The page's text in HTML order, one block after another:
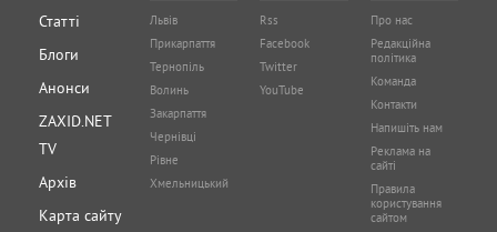
Статті
Блоги
Анонси
ZAXID.NET
TV
Архів
Карта сайту
Львів
Прикарпаття
Тернопіль
Волинь
Закарпаття
Чернівці
Рівне
Хмельницький
Rss
Facebook
Twitter
YouTube
Про нас
Редакційна
політика
Команда
Контакти
Напишіть нам
Реклама на
сайті
Правила
користування
сайтом